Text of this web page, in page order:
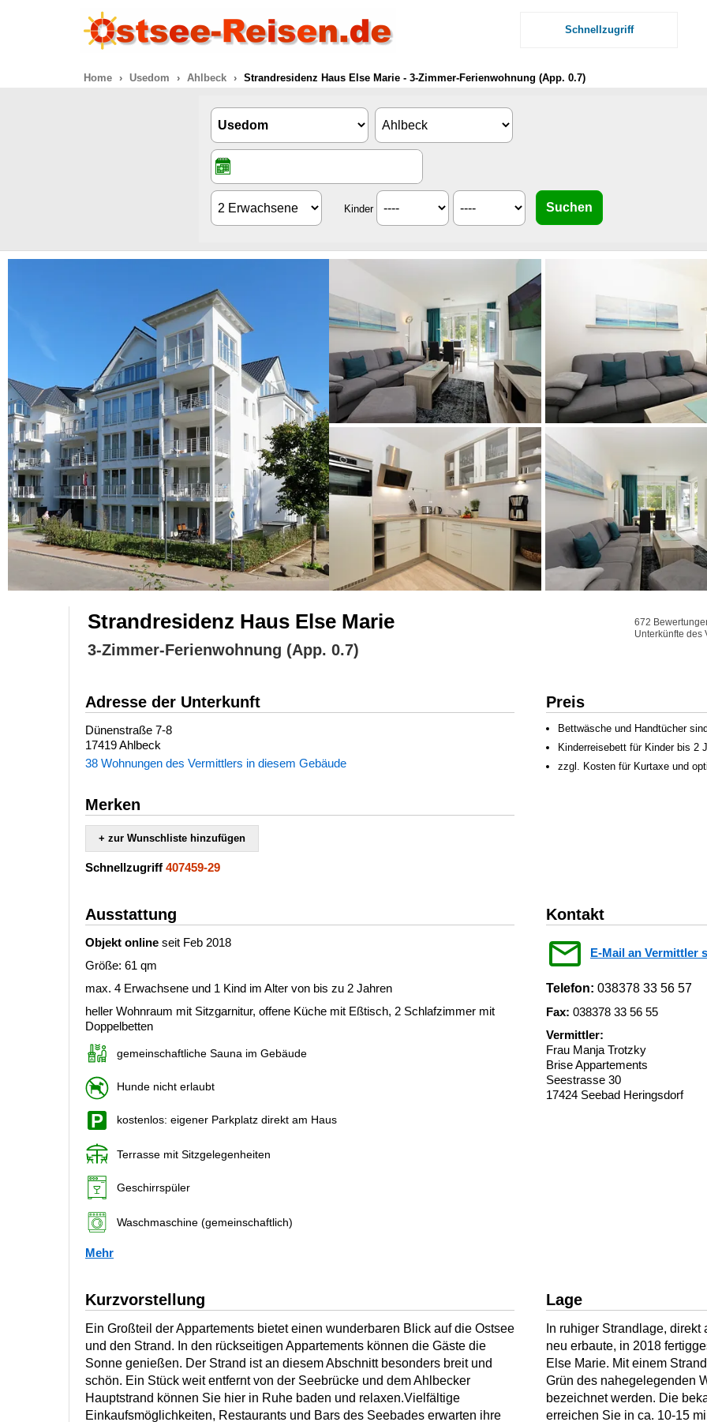
Schnellzugriff
Home Usedom Ahlbeck Strandresidenz Haus Else Marie - 3-Zimmer-Ferienwohnung (App. 0.7)
Kinder
Strandresidenz Haus Else Marie
3-Zimmer-Ferienwohnung (App. 0.7)
672
Unterkünfte des
Adresse der Unterkunft
Dünenstraße 7-8
17419 Ahlbeck
38 Wohnungen des Vermittlers in diesem Gebäude
Merken
+ zur Wunschliste hinzufügen
Schnellzugriff 407459-29
Preis
Bettwäsche und Handtücher
Kinderreisebett für Kinder bis 2
zzgl. Kosten für Kurtaxe und
Ausstattung
Objekt online seit Feb 2018
Größe: 61 qm
max. 4 Erwachsene und 1 Kind im Alter von bis zu 2 Jahren
heller Wohnraum mit Sitzgarnitur, offene Küche mit Eßtisch, 2 Schlafzimmer mit
Doppelbetten
gemeinschaftliche Sauna im Gebäude
Hunde nicht erlaubt
kostenlos: eigener Parkplatz direkt am Haus
Terrasse mit Sitzgelegenheiten
Geschirrspüler
Waschmaschine (gemeinschaftlich)
Mehr
Kontakt
E-Mail an Vermittler
Telefon: 038378 33 56 57
Fax: 038378 33 56 55
Vermittler:
Frau Manja Trotzky
Brise Appartements
Seestrasse 30
17424 Seebad Heringsdorf
Kurzvorstellung
Ein Großteil der Appartements bietet einen wunderbaren Blick auf die Ostsee
und den Strand. In den rückseitigen Appartements können die Gäste die
Sonne genießen. Der Strand ist an diesem Abschnitt besonders breit und
schön. Ein Stück weit entfernt von der Seebrücke und dem Ahlbecker
Hauptstrand können Sie hier in Ruhe baden und relaxen.Vielfältige
Einkaufsmöglichkeiten, Restaurants und Bars des Seebades erwarten ihre
Lage
In ruhiger Strandlage,
neu erbaute, in 2018
Else Marie. Mit einem
Grün des nahegelegenden
bezeichnet werden. Die
erreichen Sie in ca. 10-15